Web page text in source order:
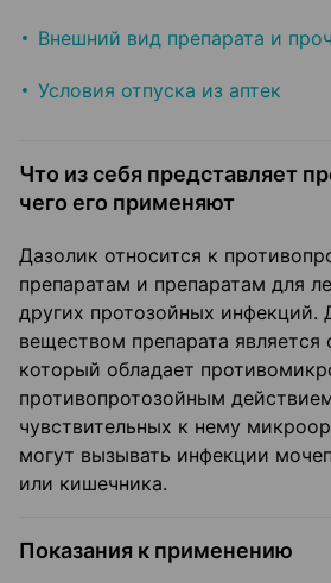
Внешний вид препарата и
Условия отпуска из аптек
Что из себя представляет
чего его применяют
Дазолик относится к
препаратам и препаратам для
других протозойных
веществом препарата является
который обладает
противопротозойным
чувствительных к нему
могут вызывать инфекции
или кишечника.
Показания к применению